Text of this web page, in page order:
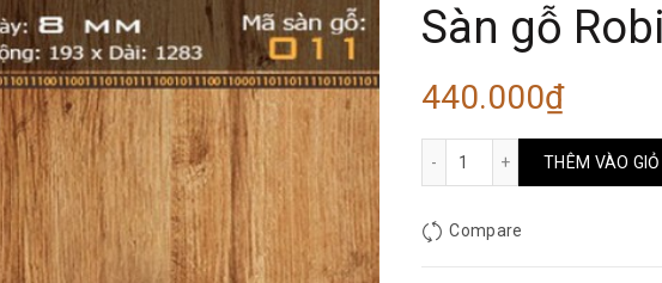
Sàn gỗ
440.000₫
Sàn gỗ Robina O11 số
THÊM VÀO
Compare